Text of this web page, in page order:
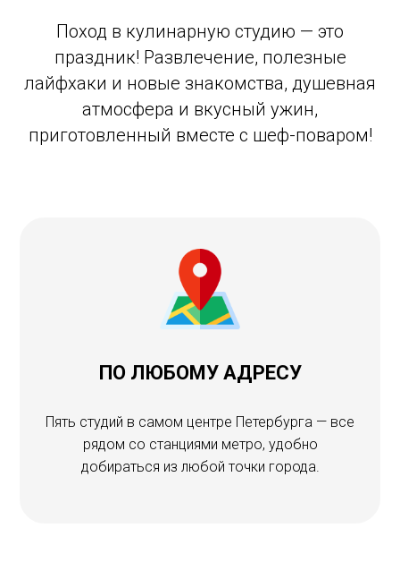
Поход в кулинарную студию — это
праздник! Развлечение, полезные
лайфхаки и новые знакомства, душевная
атмосфера и вкусный ужин,
приготовленный вместе с шеф-поваром!
ПО ЛЮБОМУ АДРЕСУ
Пять студий в самом центре Петербурга — все
рядом со станциями метро, удобно
добираться из любой точки города.